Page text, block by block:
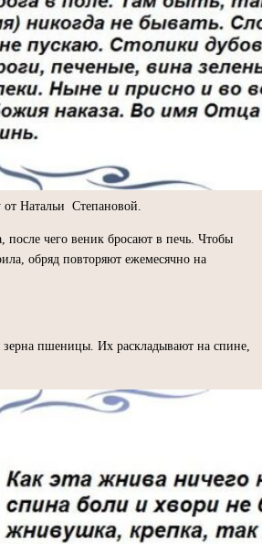
от Натальи Степановой.
после чего веник бросают в печь. Чтобы
обряд повторяют ежемесячно на
зерна пшеницы. Их раскладывают на спине,